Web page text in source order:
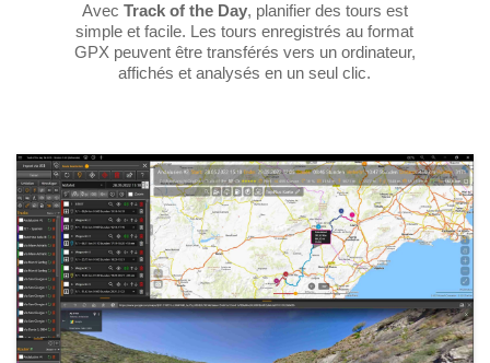
Avec Track of the Day, planifier des tours est
simple et facile. Les tours enregistrés au format
GPX peuvent être transférés vers un ordinateur,
affichés et analysés en un seul clic.